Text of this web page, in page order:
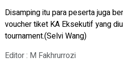
Disamping itu para peserta juga
voucher tiket KA Eksekutif yang
tournament.(Selvi Wang)
Editor : M Fakhrurrozi